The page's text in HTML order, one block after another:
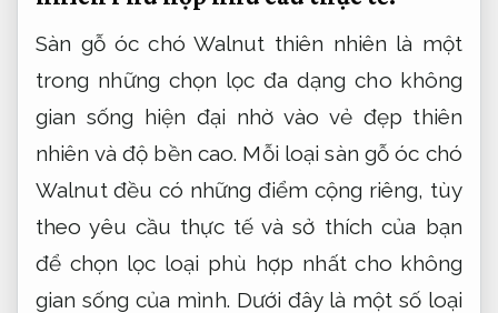
Sàn gỗ óc chó Walnut thiên nhiên là một
trong những chọn lọc đa dạng cho không
gian sống hiện đại nhờ vào vẻ đẹp thiên
nhiên và độ bền cao. Mỗi loại sàn gỗ óc chó
Walnut đều có những điểm cộng riêng, tùy
theo yêu cầu thực tế và sở thích của bạn
để chọn lọc loại phù hợp nhất cho không
gian sống của mình. Dưới đây là một số loại